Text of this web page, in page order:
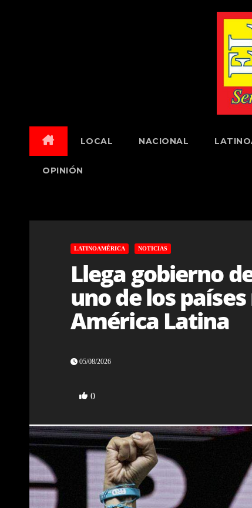
LOCAL NACIONAL
OPINIÓN
LATINOAMÉRICA NOTICIAS
Llega gobierno
uno de los
América Latina
05/08/2026
0